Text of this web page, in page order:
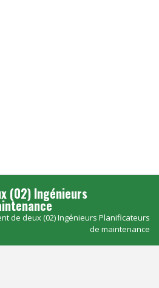
(02) Ingénieurs
de deux (02) Ingénieurs Planificateurs
de maintenance